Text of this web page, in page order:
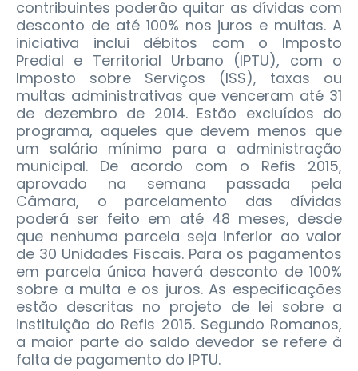
contribuintes poderão quitar as dívidas com
desconto de até 100% nos juros e multas. A
iniciativa inclui débitos com o Imposto
Predial e Territorial Urbano (IPTU), com o
Imposto sobre Serviços (ISS), taxas ou
multas administrativas que venceram até 31
de dezembro de 2014. Estão excluídos do
programa, aqueles que devem menos que
um salário mínimo para a administração
municipal. De acordo com o Refis 2015,
aprovado na semana passada pela
Câmara, o parcelamento das dívidas
poderá ser feito em até 48 meses, desde
que nenhuma parcela seja inferior ao valor
de 30 Unidades Fiscais. Para os pagamentos
em parcela única haverá desconto de 100%
sobre a multa e os juros. As especificações
estão descritas no projeto de lei sobre a
instituição do Refis 2015. Segundo Romanos,
a maior parte do saldo devedor se refere à
falta de pagamento do IPTU.